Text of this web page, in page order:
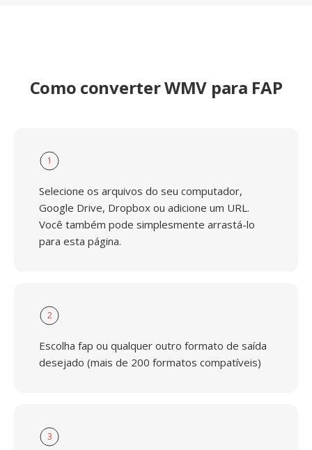
Como converter WMV para FAP
1
Selecione os arquivos do seu computador,
Google Drive, Dropbox ou adicione um URL.
Você também pode simplesmente arrastá-lo
para esta página.
2
Escolha fap ou qualquer outro formato de saída
desejado (mais de 200 formatos compatíveis)
3